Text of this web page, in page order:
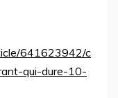
641623942/c
qui-dure-10-